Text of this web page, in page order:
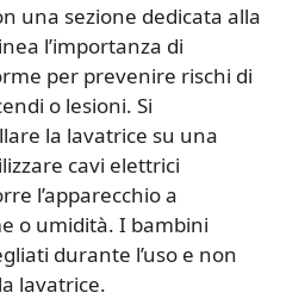
una sezione dedicata alla
l’importanza di
per prevenire rischi di
o lesioni. Si
la lavatrice su una
cavi elettrici
l’apparecchio a
o umidità. I bambini
durante l’uso e non
lavatrice.